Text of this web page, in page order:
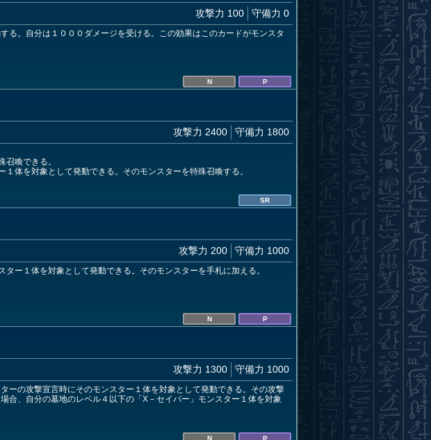
攻撃力 100 守備力 0
。自分は１０００ダメージを受ける。この効果はこのカードがモンスタ
N P
攻撃力 2400 守備力 1800
喚できる。
体を対象として発動できる。そのモンスターを特殊召喚する。
SR
攻撃力 200 守備力 1000
ー１体を対象として発動できる。そのモンスターを手札に加える。
N P
攻撃力 1300 守備力 1000
の攻撃宣言時にそのモンスター１体を対象として発動できる。その攻撃
、自分の墓地のレベル４以下の「X－セイバー」モンスター１体を対象
N P